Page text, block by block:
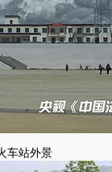
车站外景